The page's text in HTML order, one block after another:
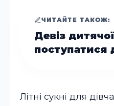
ЧИТАЙТЕ ТАКОЖ:
Девіз
поступатися
Літні сукні для